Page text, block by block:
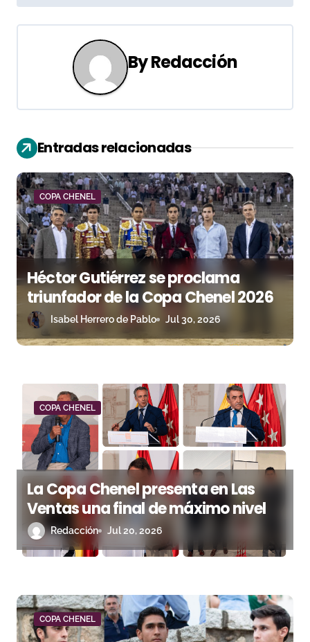
e
c
i
ó
n
d
e
e
n
t
d
a
s
ByRedacción
Entradas relacionadas
COPA CHENEL
Héctor Gutiérrez se proclama
triunfador de la Copa Chenel 2026
Isabel Herrero de Pablo Jul 30, 2026
COPA CHENEL
La Copa Chenel presenta en Las
Ventas una final de máximo nivel
Redacción Jul 20, 2026
COPA CHENEL